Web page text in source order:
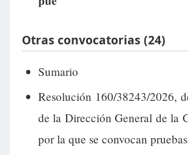
Otras convocatorias (24)
Sumario
Resolución 160/38243/2026,
de la Dirección General de la
por la que se convocan